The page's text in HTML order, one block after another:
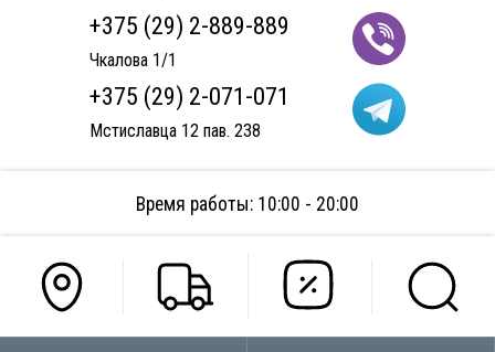
+375 (29) 2-889-889
Чкалова 1/1
+375 (29) 2-071-071
Мстиславца 12 пав. 238
Время работы: 10:00 - 20:00